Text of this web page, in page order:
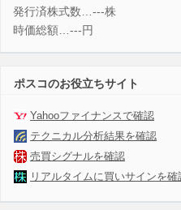
発行済株式数…---株
時価総額…---円
ポスコのお役立ちサイト
Yahooファイナンスで確認
テクニカル分析結果を確認
売買シグナルを確認
リアルタイムに買いサインを確